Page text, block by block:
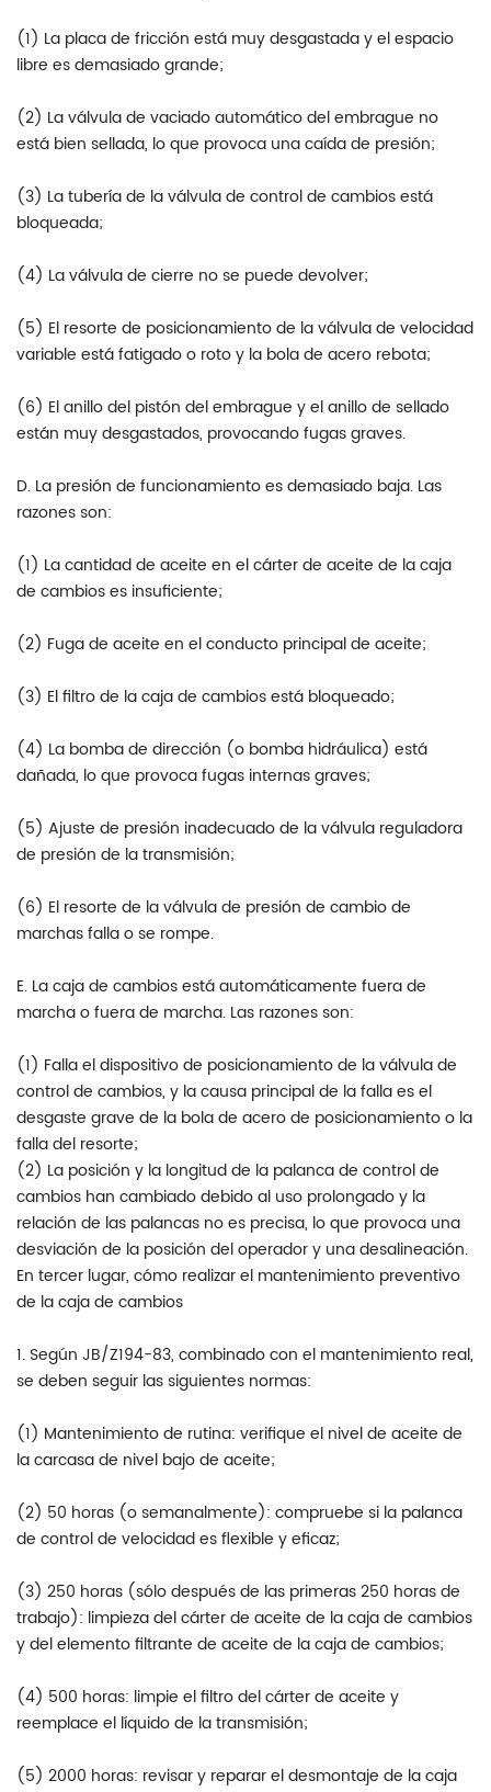
(1) La placa de fricción está muy desgastada y el espacio
libre es demasiado grande;
(2) La válvula de vaciado automático del embrague no
está bien sellada, lo que provoca una caída de presión;
(3) La tubería de la válvula de control de cambios está
bloqueada;
(4) La válvula de cierre no se puede devolver;
(5) El resorte de posicionamiento de la válvula de velocidad
variable está fatigado o roto y la bola de acero rebota;
(6) El anillo del pistón del embrague y el anillo de sellado
están muy desgastados, provocando fugas graves.
D. La presión de funcionamiento es demasiado baja. Las
razones son:
(1) La cantidad de aceite en el cárter de aceite de la caja
de cambios es insuficiente;
(2) Fuga de aceite en el conducto principal de aceite;
(3) El filtro de la caja de cambios está bloqueado;
(4) La bomba de dirección (o bomba hidráulica) está
dañada, lo que provoca fugas internas graves;
(5) Ajuste de presión inadecuado de la válvula reguladora
de presión de la transmisión;
(6) El resorte de la válvula de presión de cambio de
marchas falla o se rompe.
E. La caja de cambios está automáticamente fuera de
marcha o fuera de marcha. Las razones son:
(1) Falla el dispositivo de posicionamiento de la válvula de
control de cambios, y la causa principal de la falla es el
desgaste grave de la bola de acero de posicionamiento o la
falla del resorte;
(2) La posición y la longitud de la palanca de control de
cambios han cambiado debido al uso prolongado y la
relación de las palancas no es precisa, lo que provoca una
desviación de la posición del operador y una desalineación.
En tercer lugar, cómo realizar el mantenimiento preventivo
de la caja de cambios
1. Según JB/Z194-83, combinado con el mantenimiento real,
se deben seguir las siguientes normas:
(1) Mantenimiento de rutina: verifique el nivel de aceite de
la carcasa de nivel bajo de aceite;
(2) 50 horas (o semanalmente): compruebe si la palanca
de control de velocidad es flexible y eficaz;
(3) 250 horas (sólo después de las primeras 250 horas de
trabajo): limpieza del cárter de aceite de la caja de cambios
y del elemento filtrante de aceite de la caja de cambios;
(4) 500 horas: limpie el filtro del cárter de aceite y
reemplace el líquido de la transmisión;
(5) 2000 horas: revisar y reparar el desmontaje de la caja